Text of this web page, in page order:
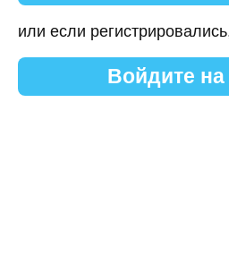
или если
Войдите